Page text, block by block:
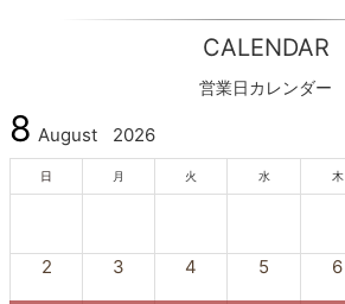
CALENDAR
営業日カレンダー
8 August 2026
日 月 火 水 木
2 3 4 5 6